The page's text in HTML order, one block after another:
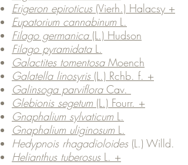
Erigeron epiroticus(Vierh.) Halacsy +
Eupatorium cannabinum L.
Filago germanica(L.) Hudson
Filago pyramidataL.
Galactites tomentosaMoench
Galatella linosyris(L.) Rchb. f. +
Galinsoga parvifloraCav.
Glebionis segetum (L.) Fourr. +
Gnaphalium sylvaticum L.
Gnaphalium uliginosum L.
Hedypnois rhagadioloides(L.) Willd.
Helianthus tuberosusL. +